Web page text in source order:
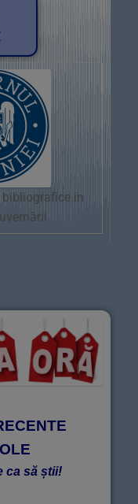
bibliografice în
ca să știi!